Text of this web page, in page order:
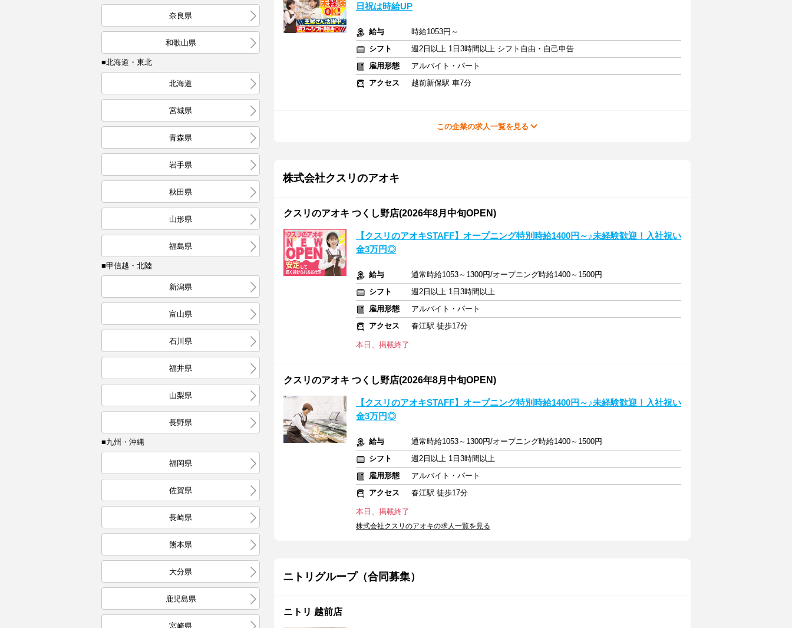
奈良県
和歌山県
■北海道・東北
北海道
宮城県
青森県
岩手県
秋田県
山形県
福島県
■甲信越・北陸
新潟県
富山県
石川県
福井県
山梨県
長野県
■九州・沖縄
福岡県
佐賀県
長崎県
熊本県
大分県
鹿児島県
宮崎県
日祝は時給UP
給与
時給1053円～
シフト
週2日以上 1日3時間以上 シフト自由・自己申告
雇用形態
アルバイト・パート
アクセス
越前新保駅 車7分
この企業の求人一覧を見る
株式会社クスリのアオキ
クスリのアオキ つくし野店(2026年8月中旬OPEN)
【クスリのアオキSTAFF】オープニング特別時給1400円～♪未経験歓迎！入社祝い
金3万円◎
給与
通常時給1053～1300円/オープニング時給1400～1500円
シフト
週2日以上 1日3時間以上
雇用形態
アルバイト・パート
アクセス
春江駅 徒歩17分
本日、掲載終了
クスリのアオキ つくし野店(2026年8月中旬OPEN)
【クスリのアオキSTAFF】オープニング特別時給1400円～♪未経験歓迎！入社祝い
金3万円◎
給与
通常時給1053～1300円/オープニング時給1400～1500円
シフト
週2日以上 1日3時間以上
雇用形態
アルバイト・パート
アクセス
春江駅 徒歩17分
本日、掲載終了
株式会社クスリのアオキの求人一覧を見る
ニトリグループ（合同募集）
ニトリ 越前店